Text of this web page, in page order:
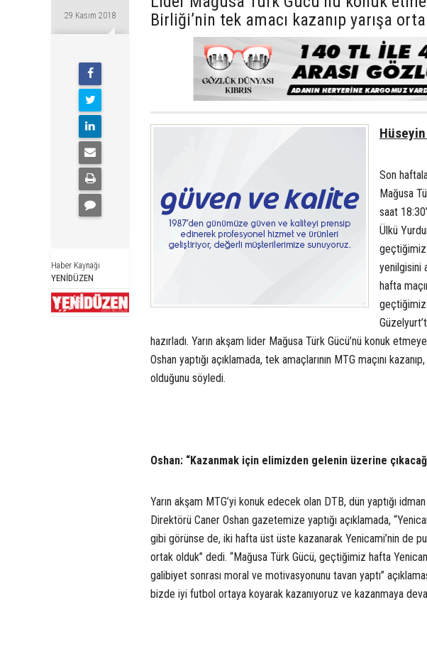
29 Kasım 2018
Haber Kaynağı
YENİDÜZEN
Birliği’nin tek amacı kazanıp yarışa
Hüseyin
Son
Mağusa
saat
Ülkü
geçtiğimiz
yenilgisini
hafta
geçtiğimiz
hazırladı. Yarın akşam lider Mağusa Türk Gücü’nü konuk
Oshan yaptığı açıklamada, tek amaçlarının MTG maçını
olduğunu söyledi.
Oshan: “Kazanmak için elimizden gelenin üzerine
Yarın akşam MTG’yi konuk edecek olan DTB, dün yaptığı
Direktörü Caner Oshan gazetemize yaptığı açıklamada,
gibi görünse de, iki hafta üst üste kazanarak Yenicami’nin de
ortak olduk” dedi. “Mağusa Türk Gücü, geçtiğimiz hafta
galibiyet sonrası moral ve motivasyonunu tavan yaptı”
bizde iyi futbol ortaya koyarak kazanıyoruz ve kazanmaya